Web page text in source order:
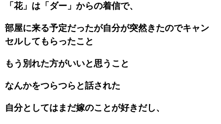
「花」は「ダー」からの着信で、
部屋に来る予定だったが自分が突然きたのでキャン
セルしてもらったこと
もう別れた方がいいと思うこと
なんかをつらつらと話された
自分としてはまだ嫁のことが好きだし、